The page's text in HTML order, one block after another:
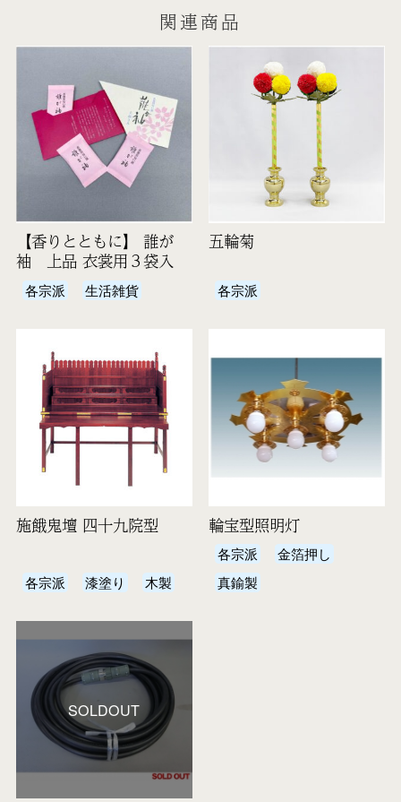
関連商品
【香りとともに】 誰が
袖 上品 衣裳用３袋入
各宗派 生活雑貨
五輪菊
各宗派
施餓鬼壇 四十九院型
各宗派 漆塗り 木製
輪宝型照明灯
各宗派
金箔押し
真鍮製
SOLDOUT